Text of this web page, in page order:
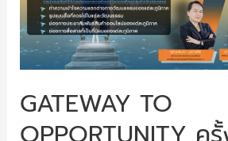
GATEWAY TO